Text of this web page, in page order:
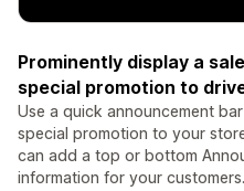
Prominently display a
special promotion to
Use a quick announcement
special promotion to your
can add a top or bottom
information for your